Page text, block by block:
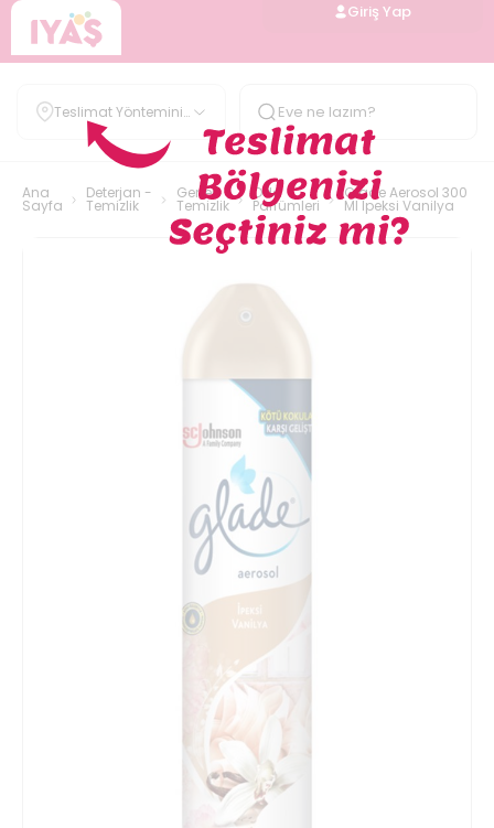
Giriş Yap
Teslimat Yöntemini
Belirle
Ana
Sayfa
Deterjan -
Temizlik
Genel
Temizlik
Oda
Parfümleri
Glade Aerosol 300
Ml Ipeksi Vanilya